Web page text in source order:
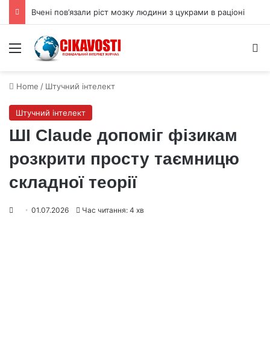
Вчені пов’язали ріст мозку людини з цукрами в раціоні
Menu
Home / Штучний інтелект
Штучний інтелект
ШІ Claude допоміг фізикам
розкрити просту таємницю
складної теорії
01.07.2026 Час читання: 4 хв